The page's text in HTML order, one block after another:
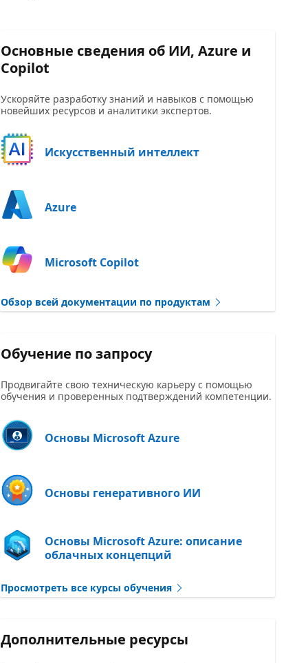
Основные сведения об ИИ, Azure и
Copilot
Ускоряйте разработку знаний и навыков с помощью
новейших ресурсов и аналитики экспертов.
Искусственный интеллект
Azure
Microsoft Copilot
Обзор всей документации по продуктам
Обучение по запросу
Продвигайте свою техническую карьеру с помощью
обучения и проверенных подтверждений компетенции.
Основы Microsoft Azure
Основы генеративного ИИ
Основы Microsoft Azure: описание
облачных концепций
Просмотреть все курсы обучения
Дополнительные ресурсы